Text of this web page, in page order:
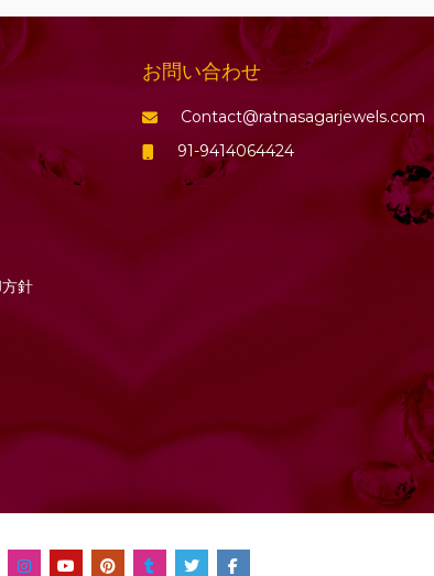
針
お問い合わせ
Contact@ratnasagarjewels.com
91-9414064424